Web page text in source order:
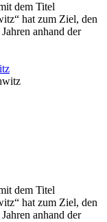
dem Titel
hat zum Ziel, den
anhand der
dem Titel
hat zum Ziel, den
anhand der